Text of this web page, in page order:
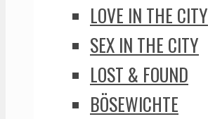
LOVE IN THE CITY
SEX IN THE CITY
LOST & FOUND
BÖSEWICHTE